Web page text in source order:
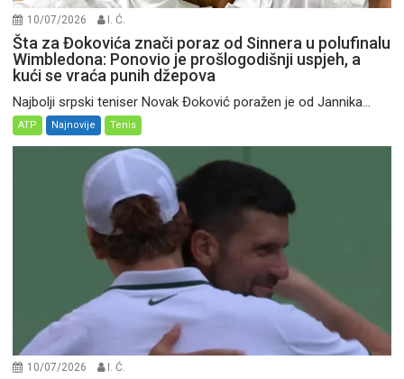
10/07/2026 I. Ć.
Šta za Đokovića znači poraz od Sinnera u polufinalu
Wimbledona: Ponovio je prošlogodišnji uspjeh, a
kući se vraća punih džepova
Najbolji srpski teniser Novak Đoković poražen je od Jannika...
ATP Najnovije Tenis
10/07/2026 I. Ć.